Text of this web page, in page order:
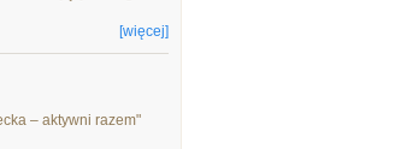
[więcej]
– aktywni razem"